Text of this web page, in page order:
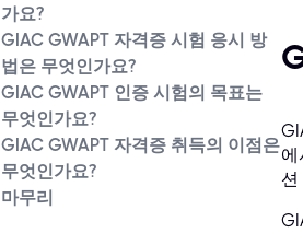
가요?
GIAC GWAPT 자격증 시험 응시 방
법은 무엇인가요?
GIAC GWAPT 인증 시험의 목표는
무엇인가요?
GIAC GWAPT 자격증 취득의 이점은
무엇인가요?
마무리
에
션